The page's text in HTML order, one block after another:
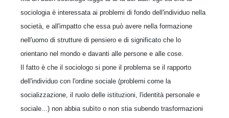
sociologia è interessata ai problemi di fondo dell'individuo nella
società, e all'impatto che essa può avere nella formazione
nell'uomo di strutture di pensiero e di significato che lo
orientano nel mondo e davanti alle persone e alle cose.
Il fatto è che il sociologo si pone il problema se il rapporto
dell'individuo con l'ordine sociale (problemi come la
socializzazione, il ruolo delle istituzioni, l'identità personale e
sociale...) non abbia subìto o non stia subendo trasformazioni